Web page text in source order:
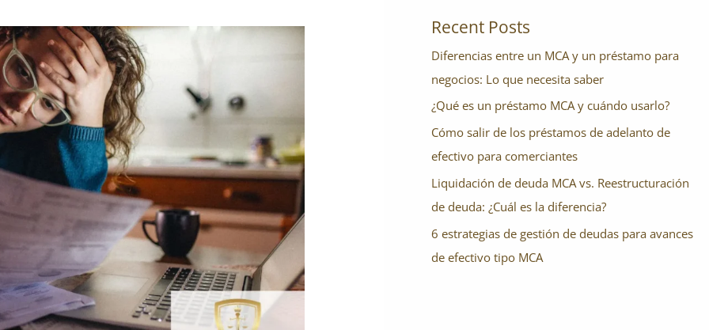
Recent Posts
Diferencias entre un MCA y un préstamo para
negocios: Lo que necesita saber
¿Qué es un préstamo MCA y cuándo usarlo?
Cómo salir de los préstamos de adelanto de
efectivo para comerciantes
Liquidación de deuda MCA vs. Reestructuración
de deuda: ¿Cuál es la diferencia?
6 estrategias de gestión de deudas para avances
de efectivo tipo MCA